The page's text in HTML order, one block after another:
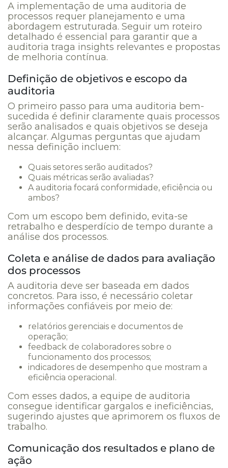
A implementação de uma auditoria de
processos requer planejamento e uma
abordagem estruturada. Seguir um roteiro
detalhado é essencial para garantir que a
auditoria traga insights relevantes e propostas
de melhoria contínua.
Definição de objetivos e escopo da
auditoria
O primeiro passo para uma auditoria bem-
sucedida é definir claramente quais processos
serão analisados e quais objetivos se deseja
alcançar. Algumas perguntas que ajudam
nessa definição incluem:
Quais setores serão auditados?
Quais métricas serão avaliadas?
A auditoria focará conformidade, eficiência ou
ambos?
Com um escopo bem definido, evita-se
retrabalho e desperdício de tempo durante a
análise dos processos.
Coleta e análise de dados para avaliação
dos processos
A auditoria deve ser baseada em dados
concretos. Para isso, é necessário coletar
informações confiáveis por meio de:
relatórios gerenciais e documentos de
operação;
feedback de colaboradores sobre o
funcionamento dos processos;
indicadores de desempenho que mostram a
eficiência operacional.
Com esses dados, a equipe de auditoria
consegue identificar gargalos e ineficiências,
sugerindo ajustes que aprimorem os fluxos de
trabalho.
Comunicação dos resultados e plano de
ação